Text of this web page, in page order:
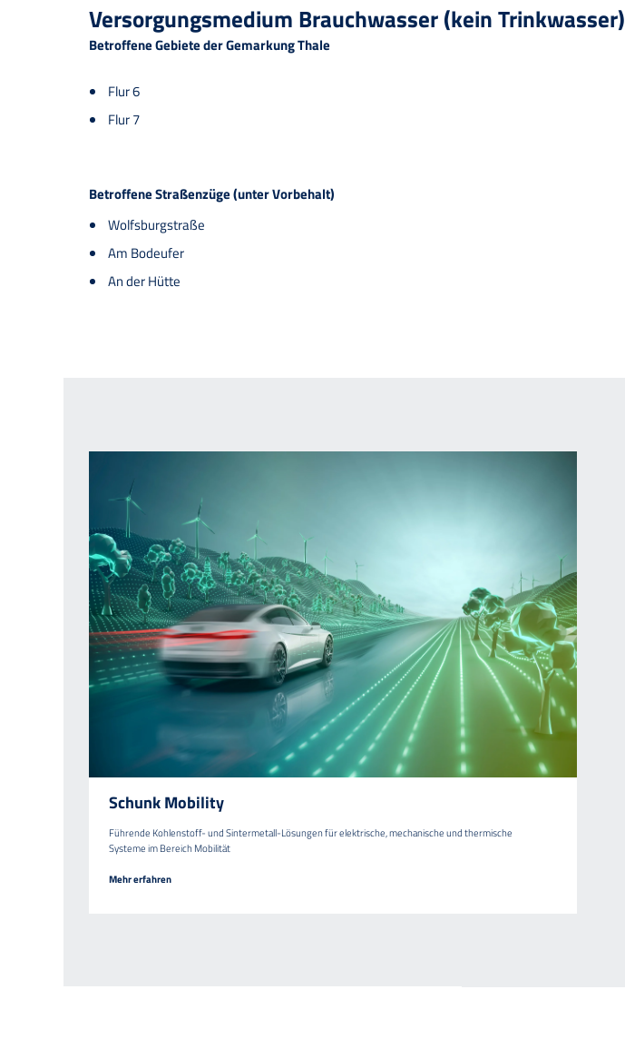
Versorgungsmedium Brauchwasser (kein Trinkwasser)
Betroffene Gebiete der Gemarkung Thale
Flur 6
Flur 7
Betroffene Straßenzüge (unter Vorbehalt)
Wolfsburgstraße
Am Bodeufer
An der Hütte
Schunk Mobility
Führende Kohlenstoff- und Sintermetall-Lösungen für elektrische, mechanische und thermische
Systeme im Bereich Mobilität
Mehr erfahren